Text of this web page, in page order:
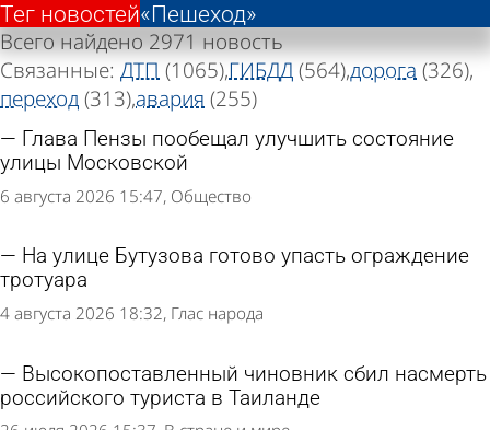
«Пешеход»
Тег новостей
Всего найдено 2971 новость
Связанные: ДТП (1065)ГИБДД(564)дорога (326)
переход(313)авария (255)
Глава Пензы пообещал улучшить состояние
улицы Московской
6 августа 2026 15:47 Общество
На улице Бутузова готово упасть ограждение
тротуара
4 августа 2026 18:32 Глас народа
Высокопоставленный чиновник сбил насмерть
российского туриста в Таиланде
«Пешеход»
Тег новостей